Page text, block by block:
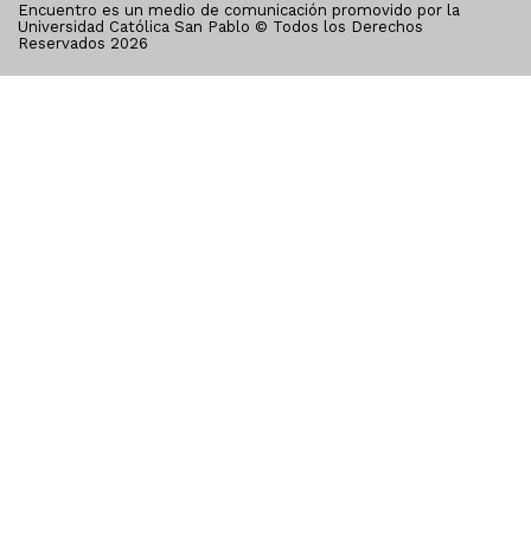
Encuentro es un medio de comunicación promovido por la
Universidad Católica San Pablo © Todos los Derechos
Reservados 2026